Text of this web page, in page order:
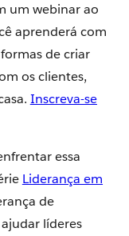
um webinar ao
aprenderá com
de criar
os clientes,
Inscreva-se
essa
Liderança em
de
líderes